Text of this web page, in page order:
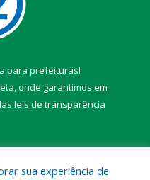
para prefeituras!
onde garantimos em
leis de transparência
sua experiência de